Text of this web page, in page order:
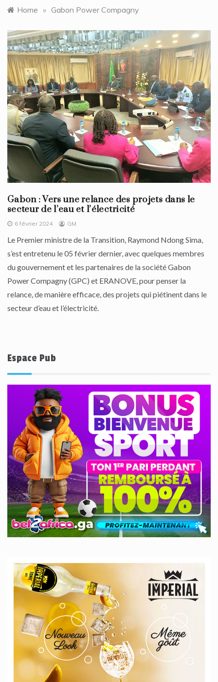
Home » Gabon Power Compagny
Gabon : Vers une relance des projets dans le
secteur de l’eau et l’électricité
6 février 2024 GM
Le Premier ministre de la Transition, Raymond Ndong Sima,
s’est entretenu le 05 février dernier, avec quelques membres
du gouvernement et les partenaires de la société Gabon
Power Compagny (GPC) et ERANOVE, pour penser la
relance, de manière efficace, des projets qui piétinent dans le
secteur d’eau et l’électricité.
Espace Pub